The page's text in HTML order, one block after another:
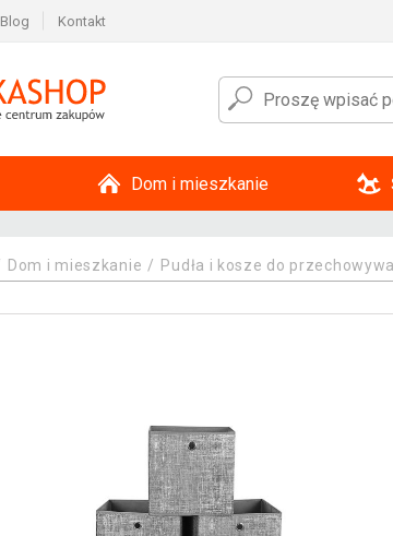
Blog Kontakt
Dom i mieszkanie
Dom i mieszkanie Pudła i kosze do